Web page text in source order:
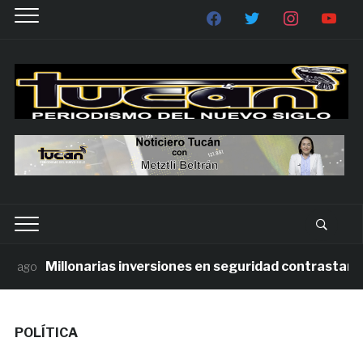
Millonarias inversiones en seguridad contrastan con
POLÍTICA